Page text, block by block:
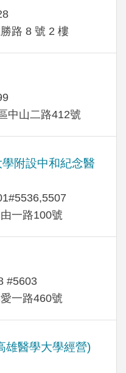
路 8 號 2 樓
中山二路412號
附設中和紀念醫
一路100號
#5603
一路460號
雄醫學大學經營)